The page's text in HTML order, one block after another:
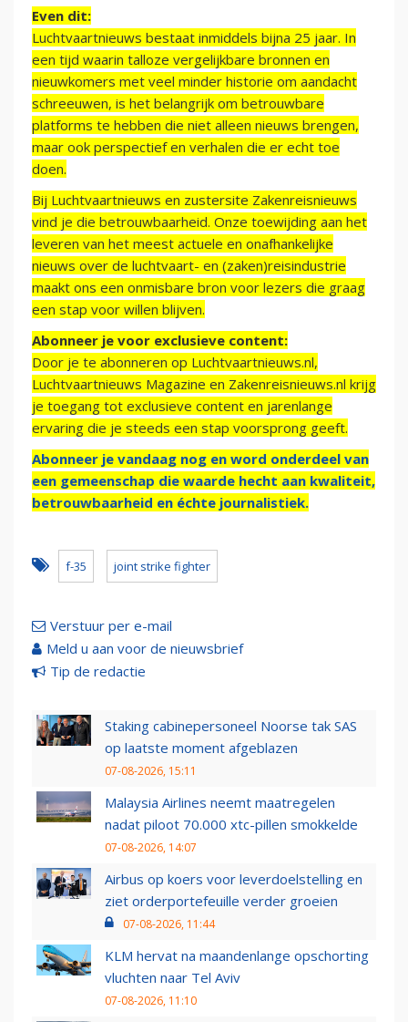
Even dit:
Luchtvaartnieuws bestaat inmiddels bijna 25 jaar. In
een tijd waarin talloze vergelijkbare bronnen en
nieuwkomers met veel minder historie om aandacht
schreeuwen, is het belangrijk om betrouwbare
platforms te hebben die niet alleen nieuws brengen,
maar ook perspectief en verhalen die er echt toe
doen.
Bij Luchtvaartnieuws en zustersite Zakenreisnieuws
vind je die betrouwbaarheid. Onze toewijding aan het
leveren van het meest actuele en onafhankelijke
nieuws over de luchtvaart- en (zaken)reisindustrie
maakt ons een onmisbare bron voor lezers die graag
een stap voor willen blijven.
Abonneer je voor exclusieve content:
Door je te abonneren op Luchtvaartnieuws.nl,
Luchtvaartnieuws Magazine en Zakenreisnieuws.nl krijg
je toegang tot exclusieve content en jarenlange
ervaring die je steeds een stap voorsprong geeft.
Abonneer je vandaag nog en word onderdeel van
een gemeenschap die waarde hecht aan kwaliteit,
betrouwbaarheid en échte journalistiek.
f-35 joint strike fighter
Verstuur per e-mail
Meld u aan voor de nieuwsbrief
Tip de redactie
Staking cabinepersoneel Noorse tak SAS
op laatste moment afgeblazen
07-08-2026, 15:11
Malaysia Airlines neemt maatregelen
nadat piloot 70.000 xtc-pillen smokkelde
07-08-2026, 14:07
Airbus op koers voor leverdoelstelling en
ziet orderportefeuille verder groeien
07-08-2026, 11:44
KLM hervat na maandenlange opschorting
vluchten naar Tel Aviv
07-08-2026, 11:10